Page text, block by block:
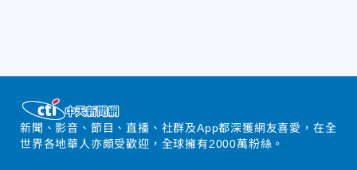
新聞、影音、節目、直播、社群及App都深獲網友喜愛，在全
世界各地華人亦頗受歡迎，全球擁有2000萬粉絲。